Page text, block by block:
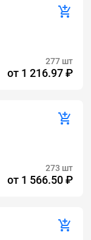
277 шт
от 1 216.97 ₽
273 шт
от 1 566.50 ₽